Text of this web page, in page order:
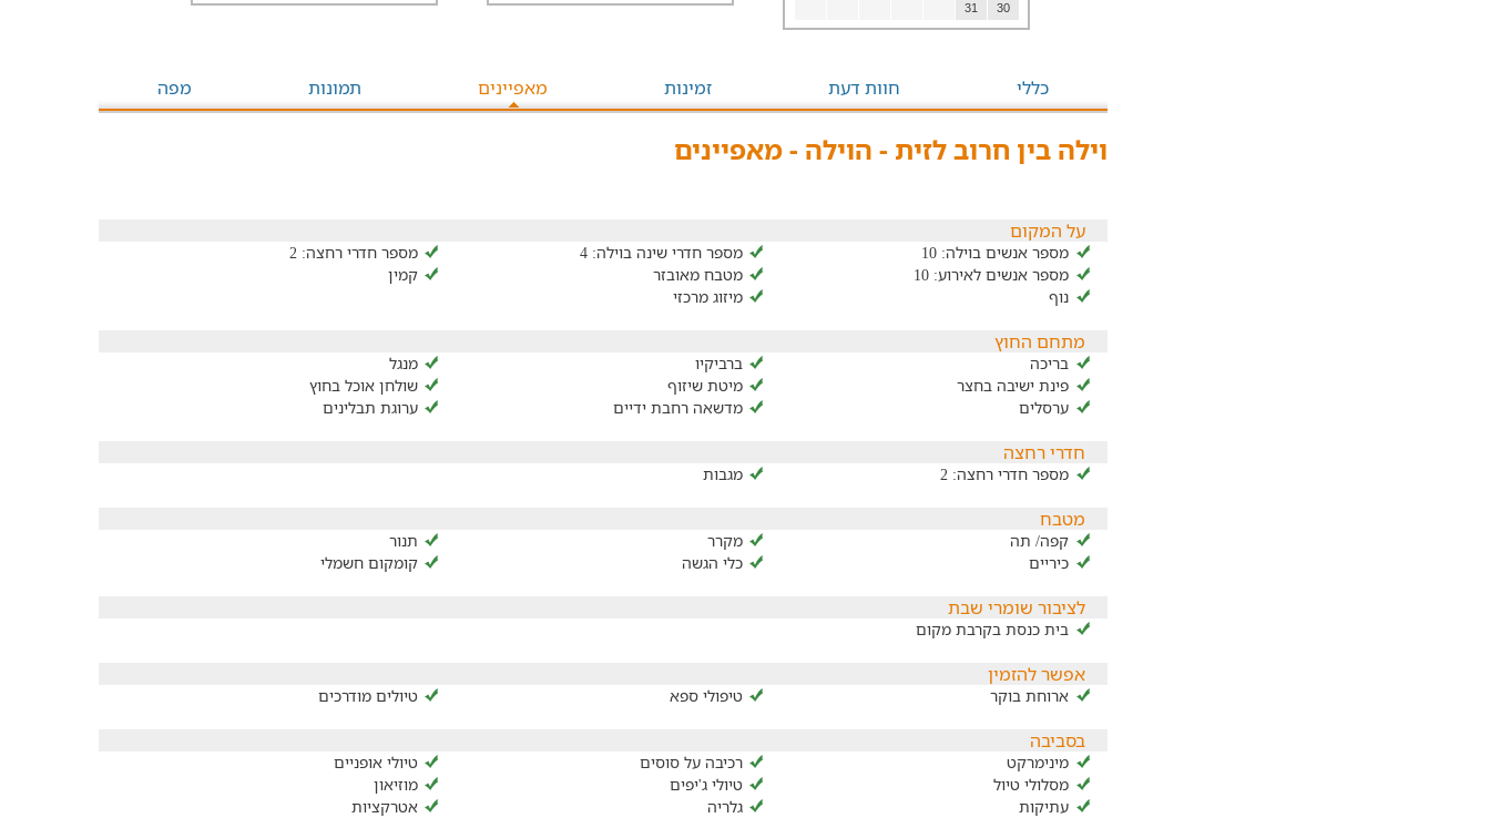
30
31
כללי חוות דעת זמינות מאפיינים תמונות מפה
וילה בין חרוב לזית - הוילה - מאפיינים
על המקום
מספר אנשים בוילה: 10 מספר חדרי שינה בוילה: 4
מספר חדרי רחצה: 2
מספר אנשים לאירוע: 10
מטבח מאובזר
קמין
נוף
מיזוג מרכזי
מתחם החוץ
בריכה ברביקיו
מנגל
פינת ישיבה בחצר
מיטת שיזוף
שולחן אוכל בחוץ
ערסלים
מדשאה רחבת ידיים ערוגת תבלינים
חדרי רחצה
מספר חדרי רחצה: 2 מגבות
מטבח
קפה/ תה מקרר
תנור
כיריים
כלי הגשה קומקום חשמלי
לציבור שומרי שבת
בית כנסת בקרבת מקום
אפשר להזמין
ארוחת בוקר טיפולי ספא טיולים מודרכים
בסביבה
מינימרקט רכיבה על סוסים
טיולי אופניים
מסלולי טיול
טיולי ג'יפים
מוזיאון
עתיקות
גלריה אטרקציות